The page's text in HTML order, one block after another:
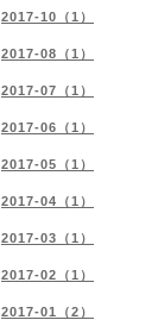
2017-10（1）
2017-08（1）
2017-07（1）
2017-06（1）
2017-05（1）
2017-04（1）
2017-03（1）
2017-02（1）
2017-01（2）